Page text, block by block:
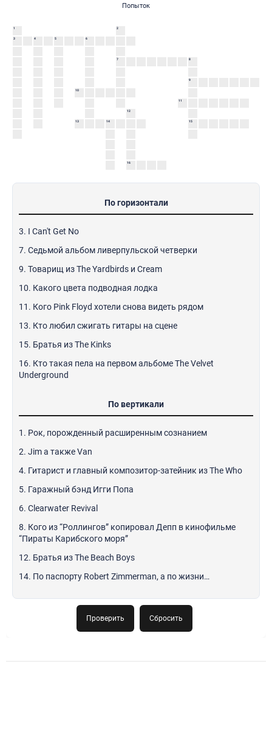
Попыток
1 2
3 4 5 6
7 8
9
10
11
12
13 14 15
16
По горизонтали
3. I Can't Get No
7. Седьмой альбом ливерпульской четверки
9. Товарищ из The Yardbirds и Cream
10. Какого цвета подводная лодка
11. Кого Pink Floyd хотели снова видеть рядом
13. Кто любил сжигать гитары на сцене
15. Братья из The Kinks
16. Кто такая пела на первом альбоме The Velvet
Underground
По вертикали
1. Рок, порожденный расширенным сознанием
2. Jim а также Van
4. Гитарист и главный композитор-затейник из The Who
5. Гаражный бэнд Игги Попа
6. Clearwater Revival
8. Кого из “Роллингов” копировал Депп в кинофильме
“Пираты Карибского моря”
12. Братья из The Beach Boys
14. По паспорту Robert Zimmerman, а по жизни…
Проверить Сбросить